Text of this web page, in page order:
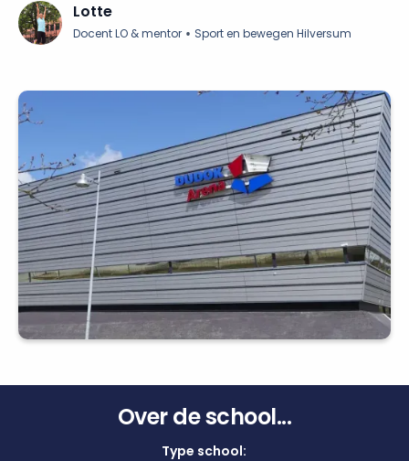
Lotte
Docent LO & mentor • Sport en bewegen Hilversum
Over de school...
Type school: